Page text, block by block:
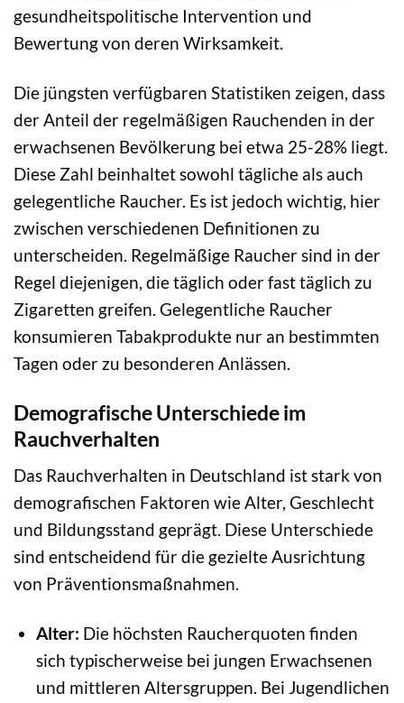
gesundheitspolitische Intervention und
Bewertung von deren Wirksamkeit.
Die jüngsten verfügbaren Statistiken zeigen, dass
der Anteil der regelmäßigen Rauchenden in der
erwachsenen Bevölkerung bei etwa 25-28% liegt.
Diese Zahl beinhaltet sowohl tägliche als auch
gelegentliche Raucher. Es ist jedoch wichtig, hier
zwischen verschiedenen Definitionen zu
unterscheiden. Regelmäßige Raucher sind in der
Regel diejenigen, die täglich oder fast täglich zu
Zigaretten greifen. Gelegentliche Raucher
konsumieren Tabakprodukte nur an bestimmten
Tagen oder zu besonderen Anlässen.
Demografische Unterschiede im
Rauchverhalten
Das Rauchverhalten in Deutschland ist stark von
demografischen Faktoren wie Alter, Geschlecht
und Bildungsstand geprägt. Diese Unterschiede
sind entscheidend für die gezielte Ausrichtung
von Präventionsmaßnahmen.
Alter: Die höchsten Raucherquoten finden
sich typischerweise bei jungen Erwachsenen
und mittleren Altersgruppen. Bei Jugendlichen